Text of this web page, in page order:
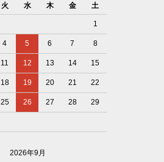
火 水 木 金 土
1
4 5 6 7 8
11 12 13 14 15
18 19 20 21 22
25 26 27 28 29
2026年9月